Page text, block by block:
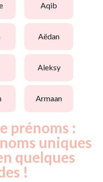
aqib
aëdan
aleksy
armaan
prénoms :
uniques
quelques
!